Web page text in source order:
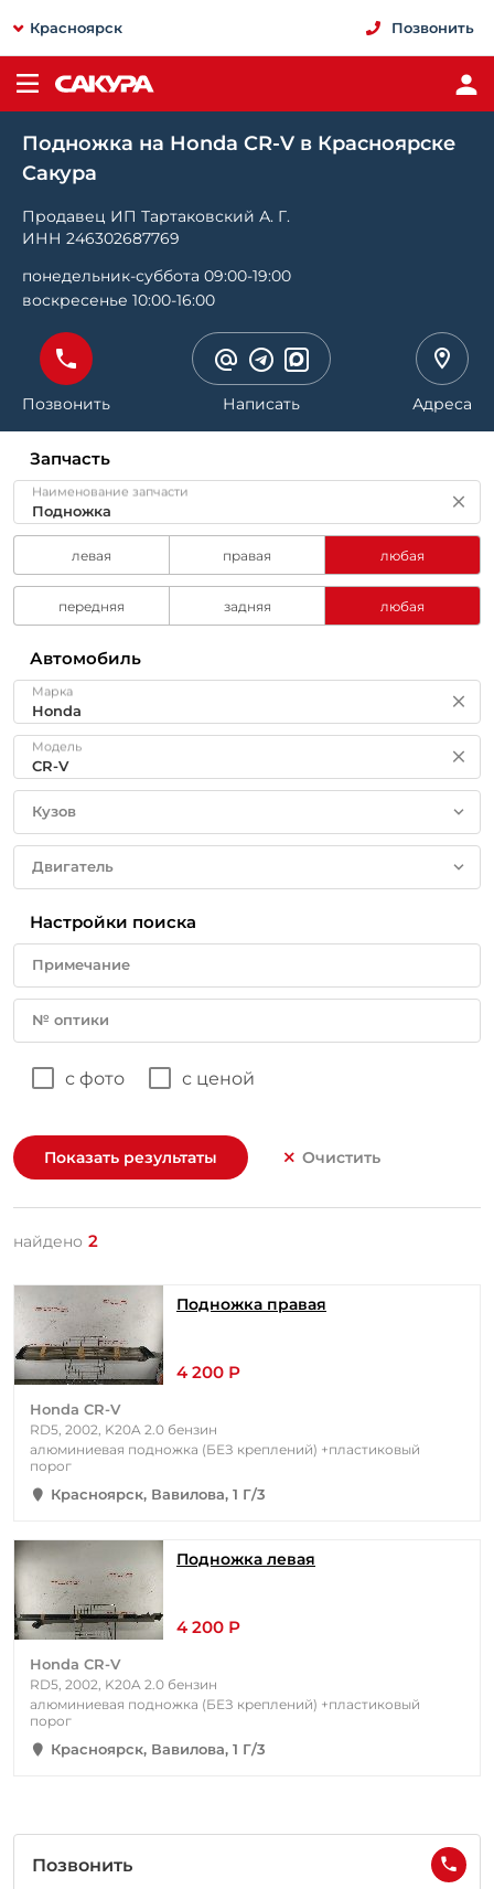
Красноярск Позвонить
Подножка на Honda CR-V в Красноярске
Сакура
Продавец ИП Тартаковский А. Г.
ИНН 246302687769
понедельник-суббота 09:00-19:00
воскресенье 10:00-16:00
Позвонить Написать Адреса
Запчасть
Наименование запчасти
левая правая любая
передняя задняя любая
Автомобиль
Марка
Модель
Кузов
Двигатель
Настройки поиска
Примечание
№ оптики
с фото с ценой
Показать результаты Очистить
найдено 2
Подножка правая
4 200 Р
Honda CR-V
RD5, 2002, K20A 2.0 бензин
алюминиевая подножка (БЕЗ креплений) +пластиковый
порог
Красноярск, Вавилова, 1 Г/3
Подножка левая
4 200 Р
Honda CR-V
RD5, 2002, K20A 2.0 бензин
алюминиевая подножка (БЕЗ креплений) +пластиковый
порог
Красноярск, Вавилова, 1 Г/3
Позвонить